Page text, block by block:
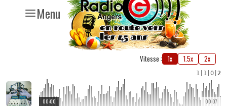
Menu
Vitesse : 1x 1.5x 2x
1 1 0 2
00:07
00:00